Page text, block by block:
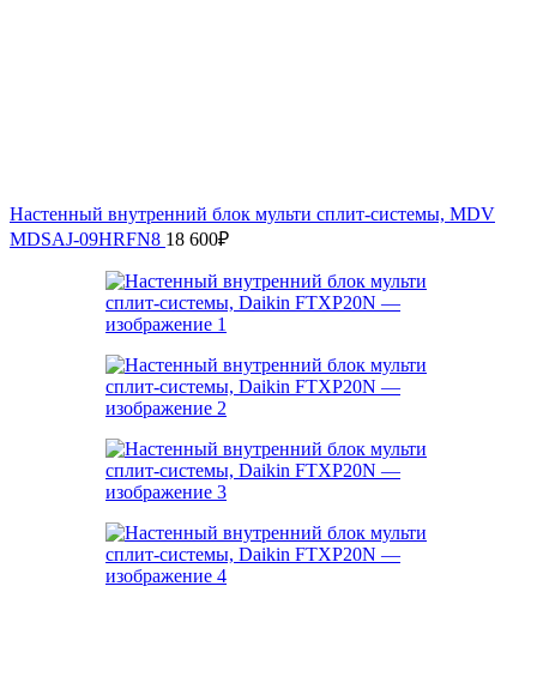
Настенный внутренний блок мульти сплит-системы, MDV
MDSAJ-09HRFN8 18 600₽